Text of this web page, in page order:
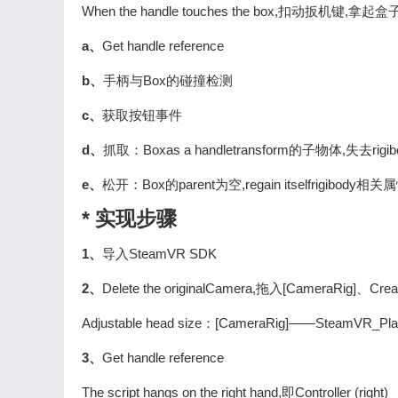
When the handle touches the box,扣动扳机键,拿起盒
a、 Get handle reference
b、 手柄与Box的碰撞检测
c、 获取按钮事件
d、 抓取：Boxas a handletransform的子物体,失去
e、 松开：Box的parent为空,regain itselfrigibody相关
* 实现步骤
1、 导入SteamVR SDK
2、 Delete the originalCamera,拖入[CameraRig]、
Adjustable head size：
3、 Get handle reference
The script hangs on the right hand,即Controller (right)